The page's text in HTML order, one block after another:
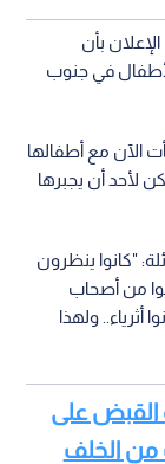
بأن
في جنوب
37 عاما، إنها اختبأت الآن مع أطفالها
لأحد أن يجبرها
"كانوا ينظرون
من أصحاب
أثرياء.. ولهذا
القبض على
من الخلف